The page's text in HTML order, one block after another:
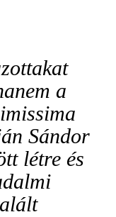
a
Sándor
létre és